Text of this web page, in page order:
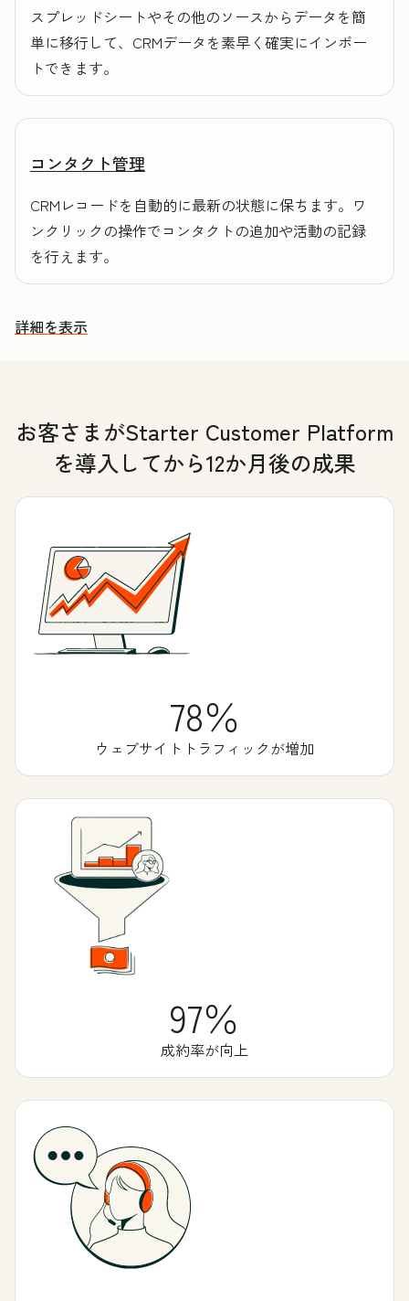
スプレッドシートやその他のソースからデータを簡
単に移行して、CRMデータを素早く確実にインポー
トできます。
コンタクト管理
CRMレコードを自動的に最新の状態に保ちます。ワ
ンクリックの操作でコンタクトの追加や活動の記録
を行えます。
詳細を表示
その他の機能を確認する
お客さまがStarter Customer Platform
を導入してから12か月後の成果
78％
ウェブサイトトラフィックが増加
97％
成約率が向上